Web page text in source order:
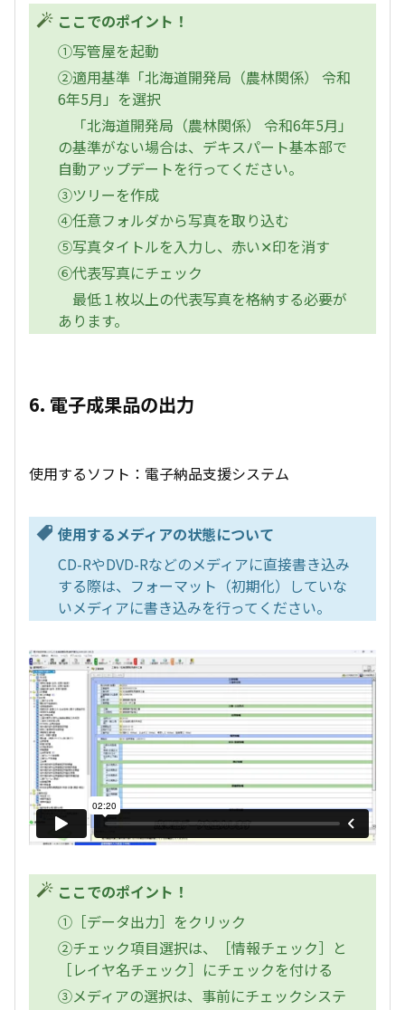
ここでのポイント！
①写管屋を起動
②適用基準「北海道開発局（農林関係） 令和
6年5月」を選択
「北海道開発局（農林関係） 令和6年5月」
の基準がない場合は、デキスパート基本部で
自動アップデートを行ってください。
③ツリーを作成
④任意フォルダから写真を取り込む
⑤写真タイトルを入力し、赤い✕印を消す
⑥代表写真にチェック
最低１枚以上の代表写真を格納する必要が
あります。
6. 電子成果品の出力
使用するソフト：電子納品支援システム
使用するメディアの状態について
CD-RやDVD-Rなどのメディアに直接書き込み
する際は、フォーマット（初期化）していな
いメディアに書き込みを行ってください。
ここでのポイント！
①［データ出力］をクリック
②チェック項目選択は、［情報チェック］と
［レイヤ名チェック］にチェックを付ける
③メディアの選択は、事前にチェックシステ